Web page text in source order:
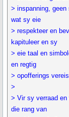
> inspanning, geen
wat sy eie
> respekteer en
kapituleer en sy
> eie taal en
en regtig
> opofferings
>
> Vir sy verraad
die rang van